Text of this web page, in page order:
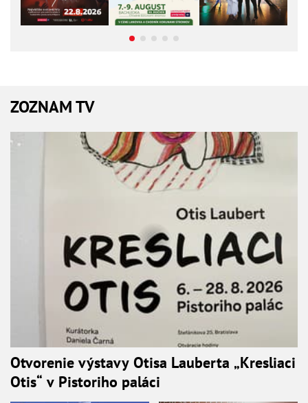
ZOZNAM TV
Otvorenie výstavy Otisa Lauberta „Kresliaci
Otis“ v Pistoriho paláci